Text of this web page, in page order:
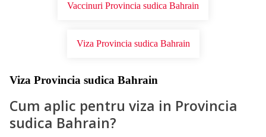
Vaccinuri Provincia sudica Bahrain
Viza Provincia sudica Bahrain
Viza Provincia sudica Bahrain
Cum aplic pentru viza in Provincia
sudica Bahrain?